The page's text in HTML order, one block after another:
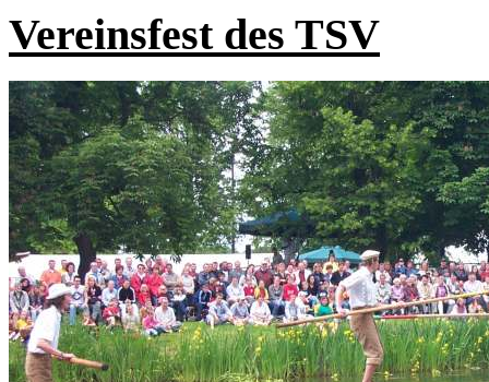
Vereinsfest des TSV